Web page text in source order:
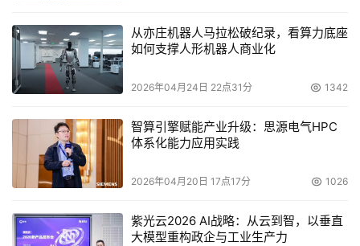
从亦庄机器人马拉松破纪录，看算力底座
如何支撑人形机器人商业化
2026年04月24日 22点31分 1342
智算引擎赋能产业升级：思源电气HPC
体系化能力应用实践
2026年04月20日 17点17分 1026
紫光云2026 AI战略：从云到智，以垂直
大模型重构政企与工业生产力